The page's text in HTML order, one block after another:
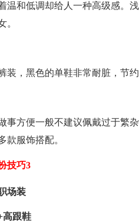
温和低调却给人一种高级感。
。
装，黑色的单鞋非常耐脏，节
事方便一般不建议佩戴过于繁
款服饰搭配。
技巧3
场装
高跟鞋